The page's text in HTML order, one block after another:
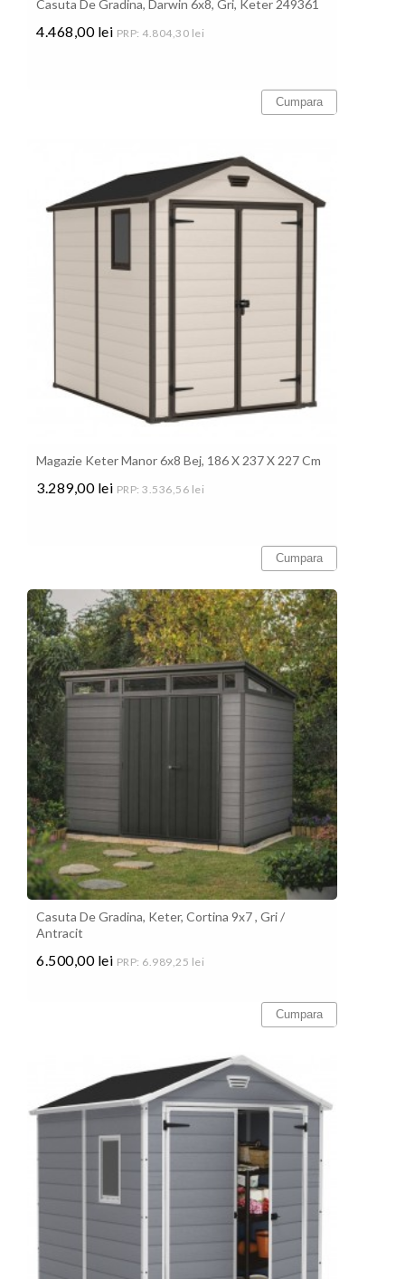
Casuta De Gradina, Darwin 6x8, Gri, Keter 249361
4.468,00 lei PRP: 4.804,30 lei
Cumpara
Magazie Keter Manor 6x8 Bej, 186 X 237 X 227 Cm
3.289,00 lei PRP: 3.536,56 lei
Cumpara
Casuta De Gradina, Keter, Cortina 9x7 , Gri /
Antracit
6.500,00 lei PRP: 6.989,25 lei
Cumpara